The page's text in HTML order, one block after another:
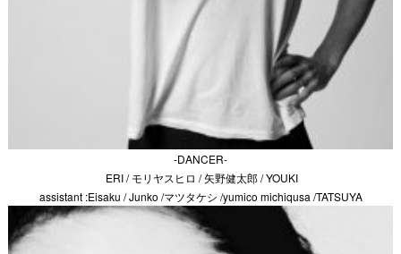
-DANCER-
ERI / モリヤスヒロ / 矢野健太郎 / YOUKI
assistant :Eisaku / Junko /マツタケシ /yumico michiqusa /TATSUYA